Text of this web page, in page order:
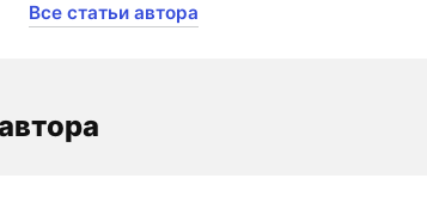
Все статьи автора